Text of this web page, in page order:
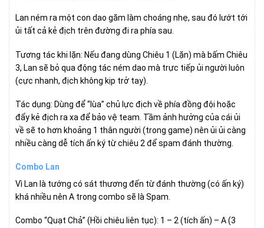
Lan ném ra một con dao găm làm choáng nhẹ, sau đó lướt tới
ủi tất cả kẻ địch trên đường đi ra phía sau.
Tương tác khi lặn: Nếu đang dùng Chiêu 1 (Lặn) mà bấm Chiêu
3, Lan sẽ bỏ qua động tác ném dao mà trực tiếp ủi người luôn
(cực nhanh, địch không kịp trở tay).
Tác dụng: Dùng để “lùa” chủ lực địch về phía đồng đội hoặc
đẩy kẻ địch ra xa để bảo vệ team. Tầm ảnh hưởng của cái ủi
về sẽ to hơn khoảng 1 thân người (trong game) nên ủi ủi càng
nhiều càng dễ tích ấn ký từ chiêu 2 để spam đánh thường.
Combo Lan
Vì Lan là tướng có sát thương đến từ đánh thường (có ấn ký)
khá nhiều nên A trong combo sẽ là Spam.
Combo “Quạt Chả” (Hồi chiêu liên tục): 1 – 2 (tích ấn) – A (3